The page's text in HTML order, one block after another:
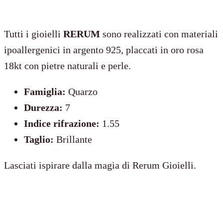
Tutti i gioielli RERUM sono realizzati con materiali
ipoallergenici in argento 925, placcati in oro rosa
18kt con pietre naturali e perle.
Famiglia: Quarzo
Durezza: 7
Indice rifrazione: 1.55
Taglio: Brillante
Lasciati ispirare dalla magia di Rerum Gioielli.